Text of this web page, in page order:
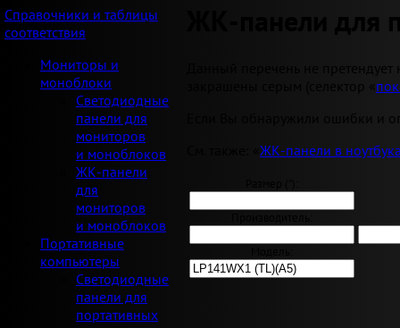
Справочники и таблицы
соответствия
Мониторы и
моноблоки
Светодиодные
панели для
мониторов
и моноблоков
ЖК-панели
для
мониторов
и моноблоков
Портативные
компьютеры
Светодиодные
панели для
портативных
ЖК-панели для
Данный перечень не
Если Вы обнаружили ошибки и
ЖК-панели в